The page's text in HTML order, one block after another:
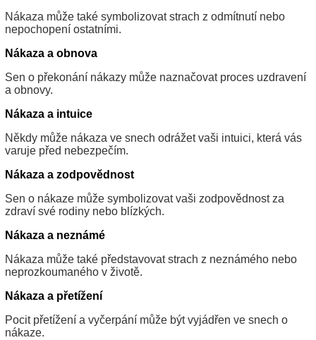
Nákaza může také symbolizovat strach z odmítnutí nebo
nepochopení ostatními.
Nákaza a obnova
Sen o překonání nákazy může naznačovat proces uzdravení
a obnovy.
Nákaza a intuice
Někdy může nákaza ve snech odrážet vaši intuici, která vás
varuje před nebezpečím.
Nákaza a zodpovědnost
Sen o nákaze může symbolizovat vaši zodpovědnost za
zdraví své rodiny nebo blízkých.
Nákaza a neznámé
Nákaza může také představovat strach z neznámého nebo
neprozkoumaného v životě.
Nákaza a přetížení
Pocit přetížení a vyčerpání může být vyjádřen ve snech o
nákaze.